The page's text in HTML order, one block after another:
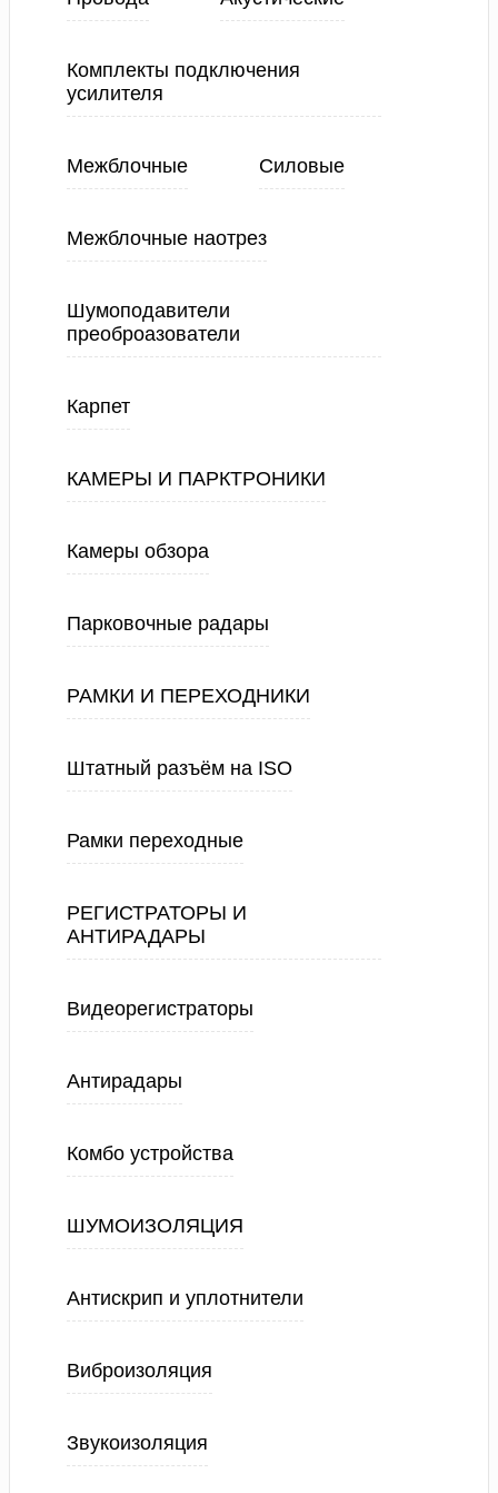
Комплекты подключения
усилителя
Межблочные Силовые
Межблочные наотрез
Шумоподавители
преоброазователи
Карпет
КАМЕРЫ И ПАРКТРОНИКИ
Камеры обзора
Парковочные радары
РАМКИ И ПЕРЕХОДНИКИ
Штатный разъём на ISO
Рамки переходные
РЕГИСТРАТОРЫ И
АНТИРАДАРЫ
Видеорегистраторы
Антирадары
Комбо устройства
ШУМОИЗОЛЯЦИЯ
Антискрип и уплотнители
Виброизоляция
Звукоизоляция